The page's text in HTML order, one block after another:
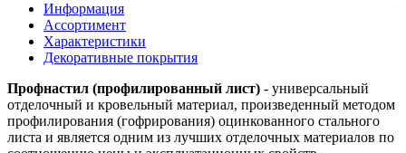
Информация
Ассортимент
Характеристики
Декоративные покрытия
Профнастил (профилированный лист) - универсальный
отделочный и кровельный материал, произведенный методом
профилирования (гофрирования) оцинкованного стального
листа и является одним из лучших отделочных материалов по